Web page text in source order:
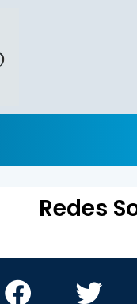
Redes